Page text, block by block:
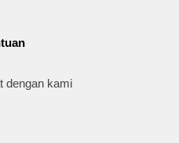
dengan kami